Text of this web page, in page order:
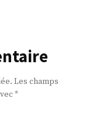
Les champs
*